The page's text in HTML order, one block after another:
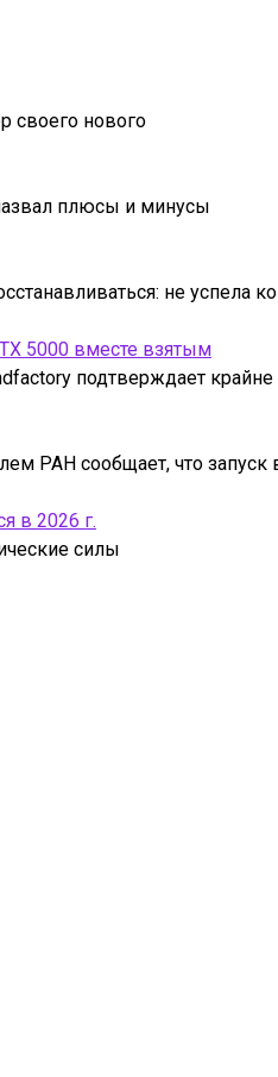
своего нового
плюсы и минусы
не успела
5000 вместе взятым
подтверждает
РАН сообщает, что запуск
в 2026 г.
силы